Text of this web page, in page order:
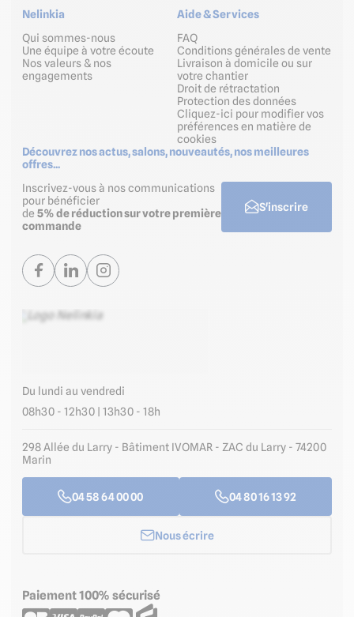
Du lundi au vendredi
08h30 - 12h30 | 13h30 - 18h
298 Allée du Larry - Bâtiment IVOMAR - ZAC du Larry - 74200
Marin
04 58 64 00 00 04 80 16 13 92
Nous écrire
Nelinkia
Qui sommes-nous
Une équipe à votre écoute
Nos valeurs & nos
engagements
Aide & Services
FAQ
Conditions générales de vente
Livraison à domicile ou sur
votre chantier
Droit de rétractation
Protection des données
Cliquez-ici pour modifier vos
préférences en matière de
cookies
Découvrez nos actus, salons, nouveautés, nos meilleures
offres...
Inscrivez-vous à nos communications
pour bénéficier
de 5% de réduction sur votre première
commande
S'inscrire
Paiement 100% sécurisé